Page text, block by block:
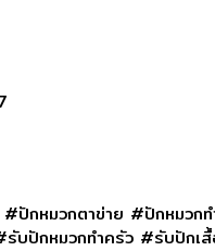
กหมวกตาข่าย #ปักหมวก
บปักหมวกทำครัว #รับปักเ